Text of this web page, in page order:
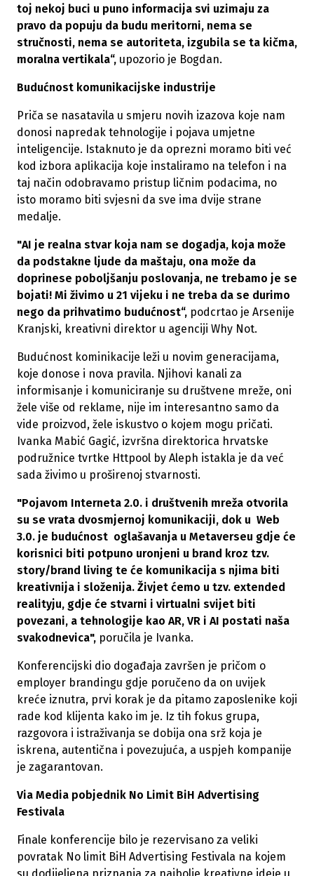
toj nekoj buci u puno informacija svi uzimaju za
pravo da popuju da budu meritorni, nema se
stručnosti, nema se autoriteta, izgubila se ta kičma,
moralna vertikala“, upozorio je Bogdan.
Budućnost komunikacijske industrije
Priča se nasatavila u smjeru novih izazova koje nam
donosi napredak tehnologije i pojava umjetne
inteligencije. Istaknuto je da oprezni moramo biti već
kod izbora aplikacija koje instaliramo na telefon i na
taj način odobravamo pristup ličnim podacima, no
isto moramo biti svjesni da sve ima dvije strane
medalje.
"AI je realna stvar koja nam se dogadja, koja može
da podstakne ljude da maštaju, ona može da
doprinese poboljšanju poslovanja, ne trebamo je se
bojati! Mi živimo u 21 vijeku i ne treba da se durimo
nego da prihvatimo budućnost“, podcrtao je Arsenije
Kranjski, kreativni direktor u agenciji Why Not.
Budućnost kominikacije leži u novim generacijama,
koje donose i nova pravila. Njihovi kanali za
informisanje i komuniciranje su društvene mreže, oni
žele više od reklame, nije im interesantno samo da
vide proizvod, žele iskustvo o kojem mogu pričati.
Ivanka Mabić Gagić, izvršna direktorica hrvatske
podružnice tvrtke Httpool by Aleph istakla je da već
sada živimo u proširenoj stvarnosti.
"Pojavom Interneta 2.0. i društvenih mreža otvorila
su se vrata dvosmjernoj komunikaciji, dok u Web
3.0. je budućnost oglašavanja u Metaverseu gdje će
korisnici biti potpuno uronjeni u brand kroz tzv.
story/brand living te će komunikacija s njima biti
kreativnija i složenija. Živjet ćemo u tzv. extended
realityju, gdje će stvarni i virtualni svijet biti
povezani, a tehnologije kao AR, VR i AI postati naša
svakodnevica", poručila je Ivanka.
Konferencijski dio događaja završen je pričom o
employer brandingu gdje poručeno da on uvijek
kreće iznutra, prvi korak je da pitamo zaposlenike koji
rade kod klijenta kako im je. Iz tih fokus grupa,
razgovora i istraživanja se dobija ona srž koja je
iskrena, autentična i povezujuća, a uspjeh kompanije
je zagarantovan.
Via Media pobjednik No Limit BiH Advertising
Festivala
Finale konferencije bilo je rezervisano za veliki
povratak No limit BiH Advertising Festivala na kojem